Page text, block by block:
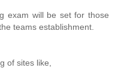
exam will be set for those
teams establishment.
of sites like,